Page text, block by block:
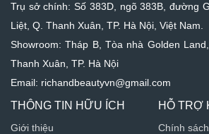
Trụ sở chính: Số 383D, ngõ 383B, đường
Liệt, Q. Thanh Xuân, TP. Hà Nội, Việt Nam.
Showroom: Tháp B, Tòa nhà Golden
Thanh Xuân, TP. Hà Nội
Email: richandbeautyvn@gmail.com
THÔNG TIN HỮU ÍCH
Giới thiệu
HỖ TRỢ
Chính